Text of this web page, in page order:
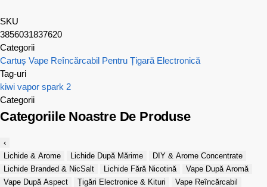
SKU
3856031837620
Categorii
Cartuș Vape Reîncărcabil Pentru Țigară Electronică
Tag-uri
kiwi vapor spark 2
Categorii
Categoriile Noastre De Produse
‹
Lichide & Arome
Lichide După Mărime
DIY & Arome Concentrate
Lichide Branded & NicSalt
Lichide Fără Nicotină
Vape După Aromă
Vape După Aspect
Țigări Electronice & Kituri
Vape Reîncărcabil